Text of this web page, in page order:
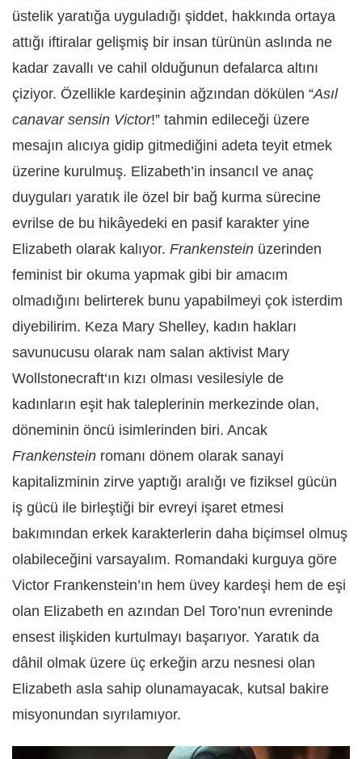
üstelik yaratığa uyguladığı şiddet, hakkında ortaya
attığı iftiralar gelişmiş bir insan türünün aslında ne
kadar zavallı ve cahil olduğunun defalarca altını
çiziyor. Özellikle kardeşinin ağzından dökülen “Asıl
canavar sensin Victor!” tahmin edileceği üzere
mesajın alıcıya gidip gitmediğini adeta teyit etmek
üzerine kurulmuş. Elizabeth’in insancıl ve anaç
duyguları yaratık ile özel bir bağ kurma sürecine
evrilse de bu hikâyedeki en pasif karakter yine
Elizabeth olarak kalıyor. Frankenstein üzerinden
feminist bir okuma yapmak gibi bir amacım
olmadığını belirterek bunu yapabilmeyi çok isterdim
diyebilirim. Keza Mary Shelley, kadın hakları
savunucusu olarak nam salan aktivist Mary
Wollstonecraft‘ın kızı olması vesilesiyle de
kadınların eşit hak taleplerinin merkezinde olan,
döneminin öncü isimlerinden biri. Ancak
Frankenstein romanı dönem olarak sanayi
kapitalizminin zirve yaptığı aralığı ve fiziksel gücün
iş gücü ile birleştiği bir evreyi işaret etmesi
bakımından erkek karakterlerin daha biçimsel olmuş
olabileceğini varsayalım. Romandaki kurguya göre
Victor Frankenstein’ın hem üvey kardeşi hem de eşi
olan Elizabeth en azından Del Toro’nun evreninde
ensest ilişkiden kurtulmayı başarıyor. Yaratık da
dâhil olmak üzere üç erkeğin arzu nesnesi olan
Elizabeth asla sahip olunamayacak, kutsal bakire
misyonundan sıyrılamıyor.